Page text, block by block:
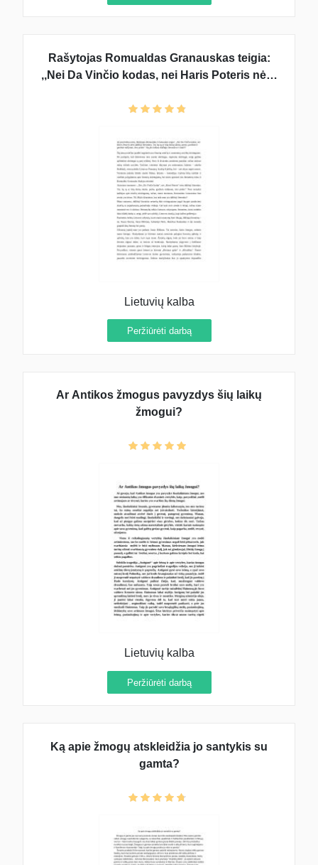
Rašytojas Romualdas Granauskas teigia:
,,Nei Da Vinčio kodas, nei Haris Poteris nėra
skaito, perka, graibsto ir garbsto milijonai,
Lietuvių kalba
Peržiūrėti darbą
Ar Antikos žmogus pavyzdys šių laikų
žmogui?
Lietuvių kalba
Peržiūrėti darbą
Ką apie žmogų atskleidžia jo santykis su
gamta?